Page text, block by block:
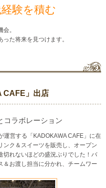
験を積む
。
た将来を見つけます。
CAFE」出店
コラボレーション
運営する「KADOKAWA CAFE」に在
ク＆スイーツを販売し、オープン
切れないほどの盛況ぶりでした！バ
＆お渡し担当に分かれ、チームワー